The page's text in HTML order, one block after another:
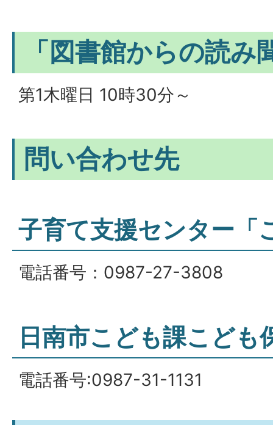
「図書館からの読み
第1木曜日 10時30分～
問い合わせ先
子育て支援センター「
電話番号：0987-27-3808
日南市こども課こども
電話番号:0987-31-1131